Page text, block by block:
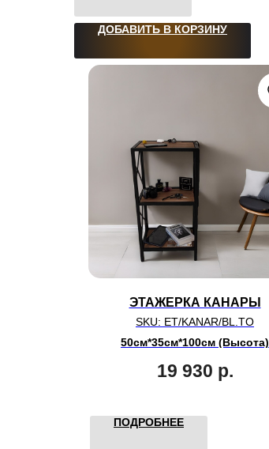
ДОБАВИТЬ В КОРЗИНУ
ЭТАЖЕРКА КАНАРЫ
SKU: ET/KANAR/BL.TO
50см*35см*100см (Высота)
19 930 р.
ПОДРОБНЕЕ